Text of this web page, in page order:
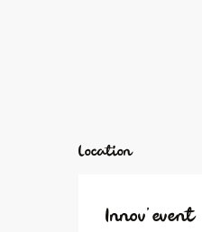
Location
Innov'event